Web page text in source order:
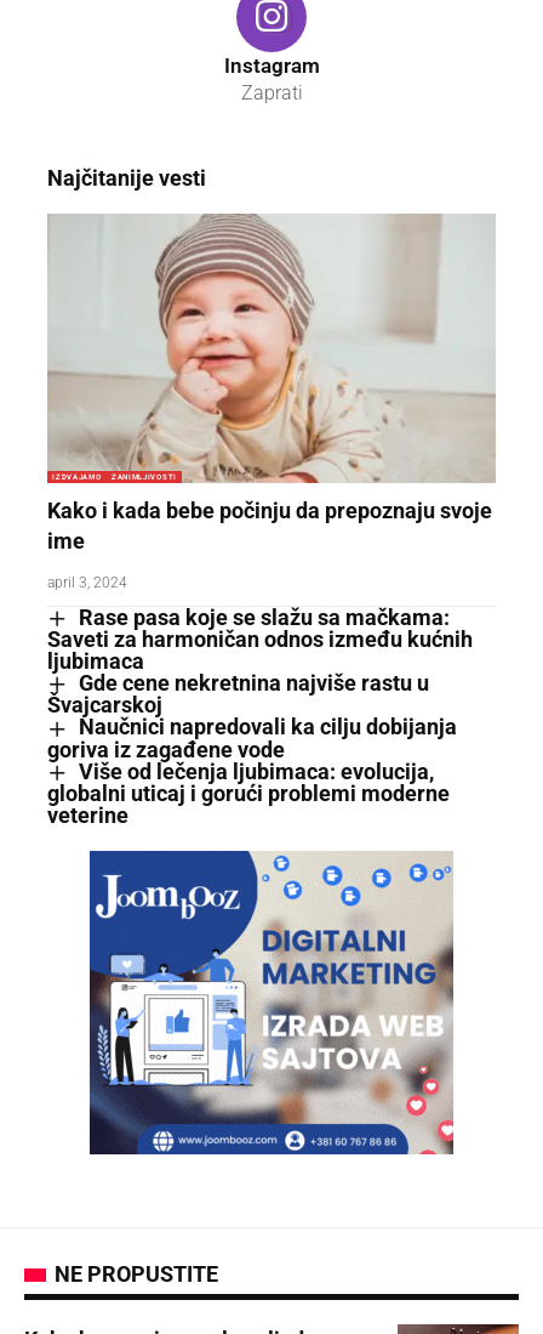
Instagram
Zaprati
Najčitanije vesti
IZDVAJAMO ZANIMLJIVOSTI
Kako i kada bebe počinju da prepoznaju svoje
ime
april 3, 2024
Rase pasa koje se slažu sa mačkama:
Saveti za harmoničan odnos između kućnih
ljubimaca
Gde cene nekretnina najviše rastu u
Švajcarskoj
Naučnici napredovali ka cilju dobijanja
goriva iz zagađene vode
Više od lečenja ljubimaca: evolucija,
globalni uticaj i gorući problemi moderne
veterine
NE PROPUSTITE